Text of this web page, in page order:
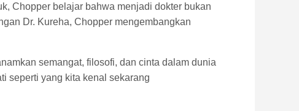
Chopper belajar bahwa menjadi dokter bukan
Dr. Kureha, Chopper mengembangkan
semangat, filosofi, dan cinta dalam dunia
seperti yang kita kenal sekarang